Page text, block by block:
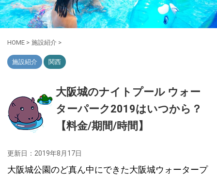
HOME > 施設紹介 >
施設紹介 関西
大阪城のナイトプール ウォー
ターパーク2019はいつから？
【料金/期間/時間】
更新日： 2019年8月17日
大阪城公園のど真ん中にできた大阪城ウォータープ